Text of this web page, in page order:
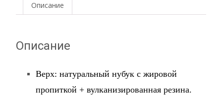
Описание
Описание
Верх: натуральный нубук с жировой
пропиткой + вулканизированная резина.